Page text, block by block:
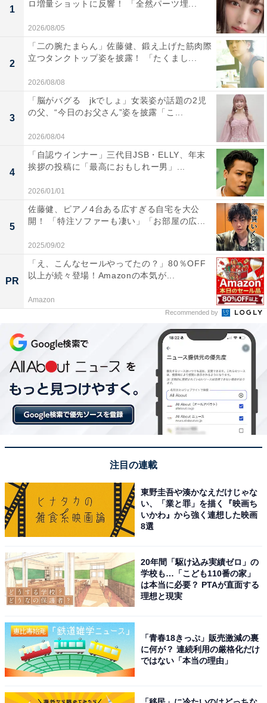
1
ロ増量ショットに反響！ 「全然パーツ埋...
2026/08/05
2
「二の腕たまらん」佐藤健、鍛え上げた筋肉際
立つタンクトップ姿を披露！ 「たくまし...
2026/08/08
3
「脳がバグる jkでしょ」女装姿が話題の2児
の父、“今日のお父さん”姿を披露「こ...
2026/08/04
4
「自認ウインナー」三代目JSB・ELLY、年末
挨拶の投稿に「最高におもしれー男」...
2026/01/01
5
佐藤健、ピアノ4台ある広すぎる自宅を大公
開！ 「特注ソファーも凄い」「お部屋の広...
2025/09/02
PR
「え、こんなセールやってたの？」80％OFF
以上が続々登場！Amazonの本気が...
Amazon
Recommended by
注目の連載
東野圭吾や湊かなえだけじゃな
い、「業と罪」を描く『映画ち
いかわ』から強く連想した映画
8選
20年間「駆け込み実績ゼロ」の
学校も…「こども110番の家」
は本当に必要？ PTAが直面する
理想と現実
「青春18きっぷ」販売激減の裏
に何が？ 連続利用の厳格化だけ
ではない「本当の理由」